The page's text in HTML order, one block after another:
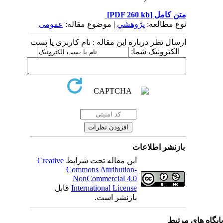
متن کامل[PDF 260 kb]
نوع مطالعه:پژوهشي| موضوع مقاله:عمومى
ارسال نظر درباره این مقاله : نام کاربری یا پست
الکترونیک شما:
بازنشر اطلاعات
این مقاله تحت شرایطCreative
Commons Attribution-
NonCommercial 4.0
International Licenseقابل
بازنشر است.
های مرتبط